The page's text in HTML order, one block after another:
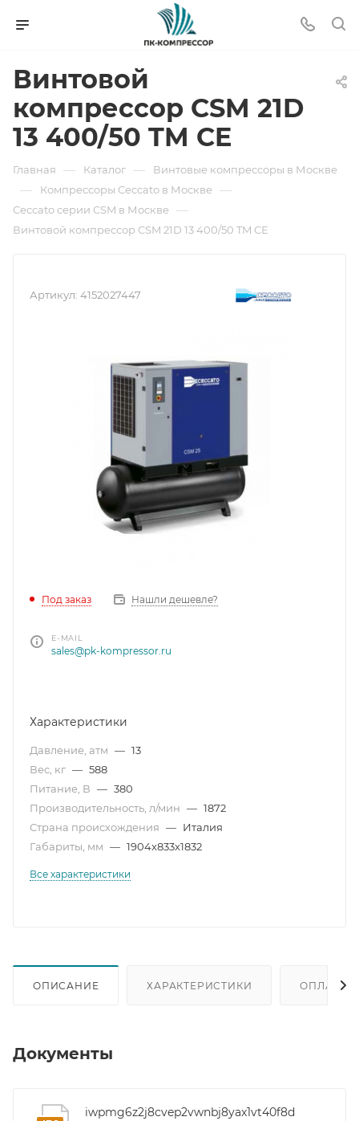
Винтовой
компрессор CSM 21D
13 400/50 TM CE
Главная — Каталог — Винтовые компрессоры в Москве
— Компрессоры Ceccato в Москве —
Ceccato серии CSM в Москве —
Винтовой компрессор CSM 21D 13 400/50 TM CE
Артикул: 4152027447
Под заказ Нашли дешевле?
E-MAIL
sales@pk-kompressor.ru
Характеристики
Давление, атм — 13
Вес, кг — 588
Питание, В — 380
Производительность, л/мин — 1872
Страна происхождения — Италия
Габариты, мм — 1904x833x1832
Все характеристики
ОПИСАНИЕ ХАРАКТЕРИСТИКИ ОПЛАТА
Документы
iwpmg6z2j8cvep2vwnbj8yax1vt40f8d